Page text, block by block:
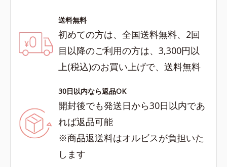
送料無料
初めての方は、全国送料無料、2回
目以降のご利用の方は、3,300円以
上(税込)のお買い上げで、送料無料
30日以内なら返品OK
開封後でも発送日から30日以内であ
れば返品可能
※商品返送料はオルビスが負担いた
します